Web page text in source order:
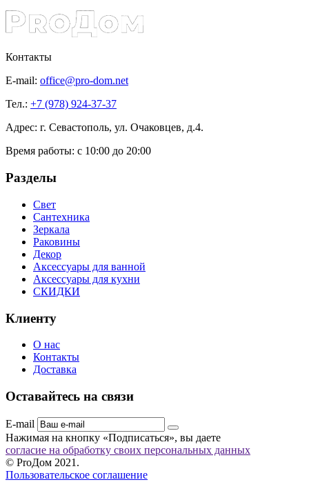
Контакты
E-mail: office@pro-dom.net
Тел.: +7 (978) 924-37-37
Адрес: г. Севастополь, ул. Очаковцев, д.4.
Время работы: с 10:00 до 20:00
Разделы
Свет
Сантехника
Зеркала
Раковины
Декор
Аксессуары для ванной
Аксессуары для кухни
СКИДКИ
Клиенту
О нас
Контакты
Доставка
Оставайтесь на связи
E-mail
Нажимая на кнопку «Подписаться», вы даете
согласие на обработку своих персональных данных
© ProДом 2021.
Пользовательское соглашение